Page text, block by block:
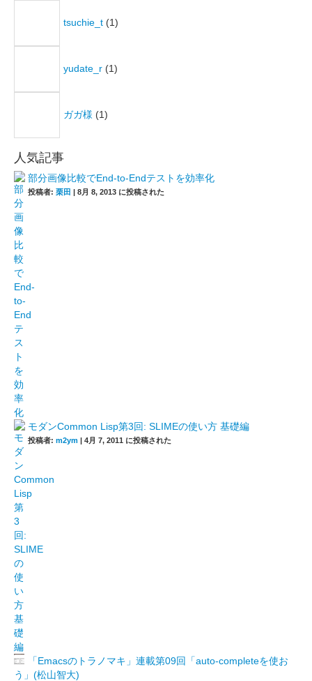
tsuchie_t (1)
yudate_r (1)
ガガ様 (1)
人気記事
部分画像比較でEnd-to-Endテストを効率化
投稿者: 栗田 | 8月 8, 2013 に投稿された
モダンCommon Lisp第3回: SLIMEの使い方 基礎編
投稿者: m2ym | 4月 7, 2011 に投稿された
「Emacsのトラノマキ」連載第09回「auto-completeを使お
う」(松山智大)